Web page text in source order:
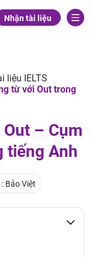
Nhận tài liệu
liệu IELTS
từ với Out trong
– Cụm
tiếng Anh
Bảo Việt